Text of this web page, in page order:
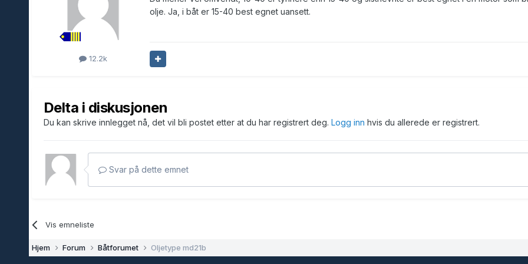
12.2k
olje. Ja, i båt er 15-40 best egnet uansett.
Delta i diskusjonen
Du kan skrive innlegget nå, det vil bli postet etter at du har registrert deg. Logg inn hvis du allerede er registrert.
Svar på dette emnet
Vis emneliste
Hjem Forum Båtforumet Oljetype md21b